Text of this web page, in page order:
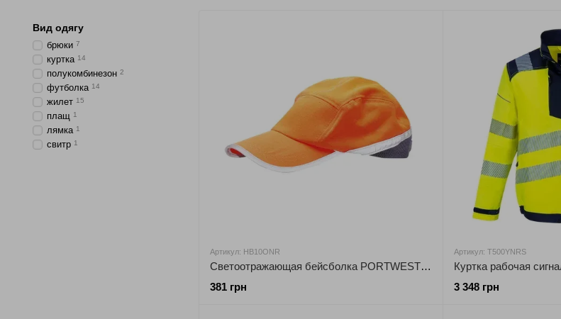
Артикул: HB10ONR
Светоотражающая бейсболка PORTWEST HB10 Hi-Vis
381 грн
Артикул: T500YNRS
Куртка рабочая
3 348 грн
Вид одягу
брюки 7
куртка 14
полукомбинезон 2
футболка 14
жилет 15
плащ 1
лямка 1
свитр 1